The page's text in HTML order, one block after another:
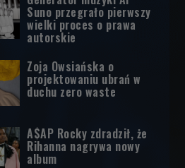
Suno przegrało pierwszy
wielki proces o prawa
autorskie
Zoja Owsiańska o
projektowaniu ubrań w
duchu zero waste
A$AP Rocky zdradził, że
Rihanna nagrywa nowy
album